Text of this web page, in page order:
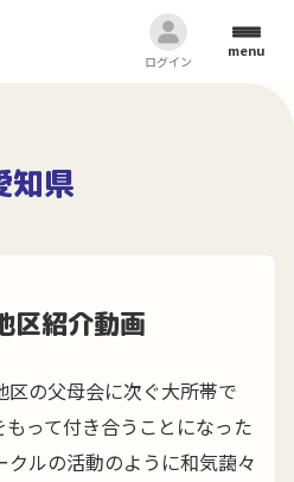
ログイン
menu
知県
区紹介動画
の父母会に次ぐ大所帯で
って付き合うことになった
ルの活動のように和気藹々